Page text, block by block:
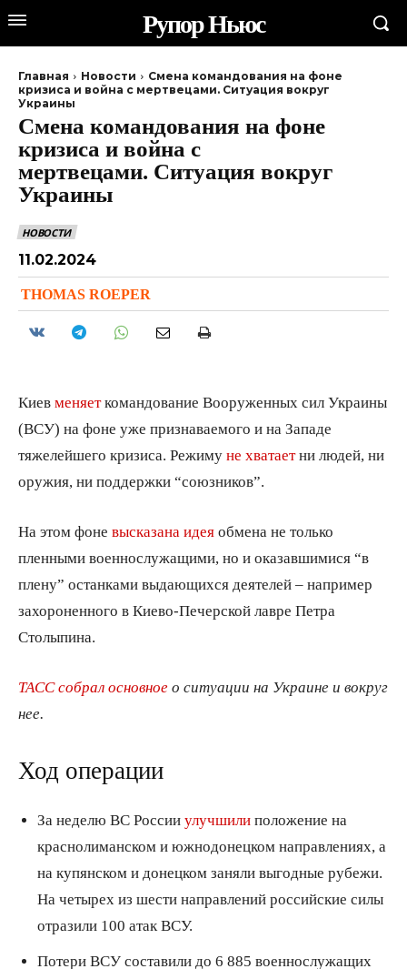
Рупор Ньюс
Главная Новости
Смена командования на фоне
кризиса и война с мертвецами. Ситуация вокруг
Украины
Смена командования на фоне
кризиса и война с
мертвецами. Ситуация вокруг
Украины
НОВОСТИ
11.02.2024
THOMAS ROEPER
Киев меняеткомандование Вооруженных сил Украины
(ВСУ) на фоне уже признаваемого и на Западе
тяжелейшего кризиса. Режиму не хватаетни людей, ни
оружия, ни поддержки “союзников”.
На этом фоне высказана идея обмена не только
пленными военнослужащими, но и оказавшимися “в
плену” останками выдающихся деятелей – например
захороненного в Киево-Печерской лавре Петра
Столыпина.
ТАСС собрал основное о ситуации на Украине и вокруг
нее.
Ход операции
За неделю ВС России улучшили положение на
краснолиманском и южнодонецком направлениях, а
на купянском и донецком заняли выгодные рубежи.
На четырех из шести направлений российские силы
отразили 100 атак ВСУ.
Потери ВСУ составили до 6 885 военнослужащих